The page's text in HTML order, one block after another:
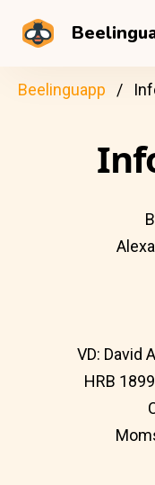
Beelinguapp
VD: David
HRB